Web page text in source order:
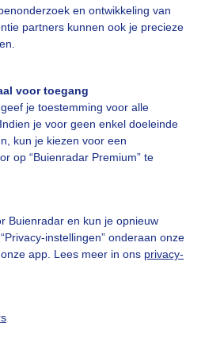
en ontwikkeling van
partners kunnen ook je precieze
voor toegang
je toestemming voor alle
je voor geen enkel doeleinde
kun je kiezen voor een
op “Buienradar Premium” te
Buienradar en kun je opnieuw
instellingen” onderaan onze
app. Lees meer in ons privacy-